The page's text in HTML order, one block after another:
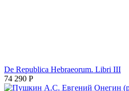
De Republica Hebraeorum. Libri III
74 290 Р